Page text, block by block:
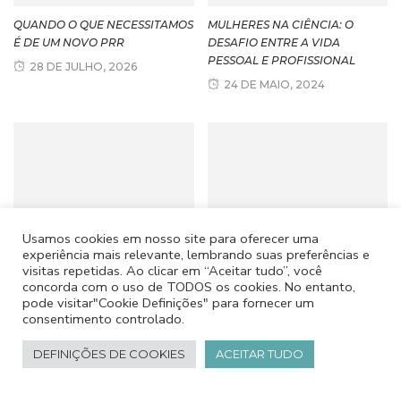
QUANDO O QUE NECESSITAMOS
É DE UM NOVO PRR
28 DE JULHO, 2026
MULHERES NA CIÊNCIA: O
DESAFIO ENTRE A VIDA
PESSOAL E PROFISSIONAL
24 DE MAIO, 2024
SOBRE O MEU NETO TIAGO
26 DE JANEIRO, 2024
UMA SOCIEDADE EM CRISE
23 DE SETEMBRO, 2022
Usamos cookies em nosso site para oferecer uma
experiência mais relevante, lembrando suas preferências e
visitas repetidas. Ao clicar em “Aceitar tudo”, você
concorda com o uso de TODOS os cookies. No entanto,
pode visitar"Cookie Definições" para fornecer um
consentimento controlado.
DEFINIÇÕES DE COOKIES ACEITAR TUDO